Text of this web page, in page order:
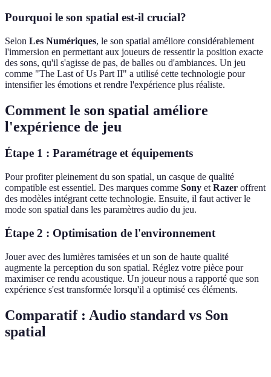
Pourquoi le son spatial est-il crucial?
Selon Les Numériques, le son spatial améliore considérablement
l'immersion en permettant aux joueurs de ressentir la position exacte
des sons, qu'il s'agisse de pas, de balles ou d'ambiances. Un jeu
comme "The Last of Us Part II" a utilisé cette technologie pour
intensifier les émotions et rendre l'expérience plus réaliste.
Comment le son spatial améliore
l'expérience de jeu
Étape 1 : Paramétrage et équipements
Pour profiter pleinement du son spatial, un casque de qualité
compatible est essentiel. Des marques comme Sony et Razer offrent
des modèles intégrant cette technologie. Ensuite, il faut activer le
mode son spatial dans les paramètres audio du jeu.
Étape 2 : Optimisation de l'environnement
Jouer avec des lumières tamisées et un son de haute qualité
augmente la perception du son spatial. Réglez votre pièce pour
maximiser ce rendu acoustique. Un joueur nous a rapporté que son
expérience s'est transformée lorsqu'il a optimisé ces éléments.
Comparatif : Audio standard vs Son
spatial